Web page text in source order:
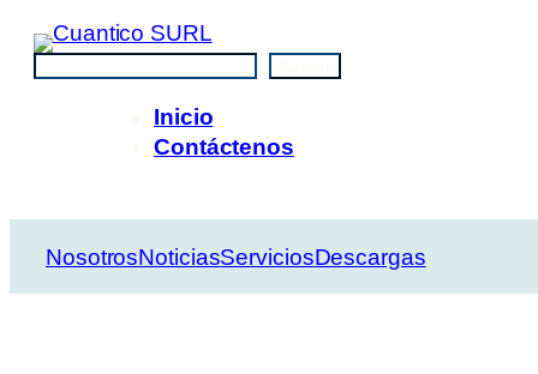
Saltar
contenido
Inicio
Contáctenos
NosotrosNoticiasServiciosDescargas